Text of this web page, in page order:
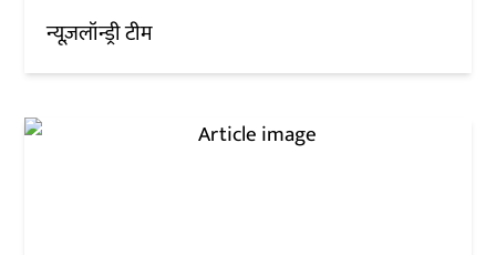
न्यूज़लॉन्ड्री टीम